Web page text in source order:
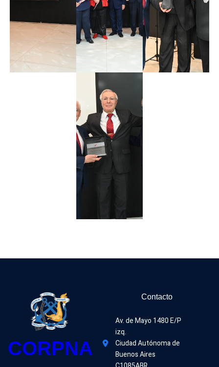
CORPNA
Contacto
Av. de Mayo 1480 E/P
izq.
Ciudad Autónoma de
Buenos Aires